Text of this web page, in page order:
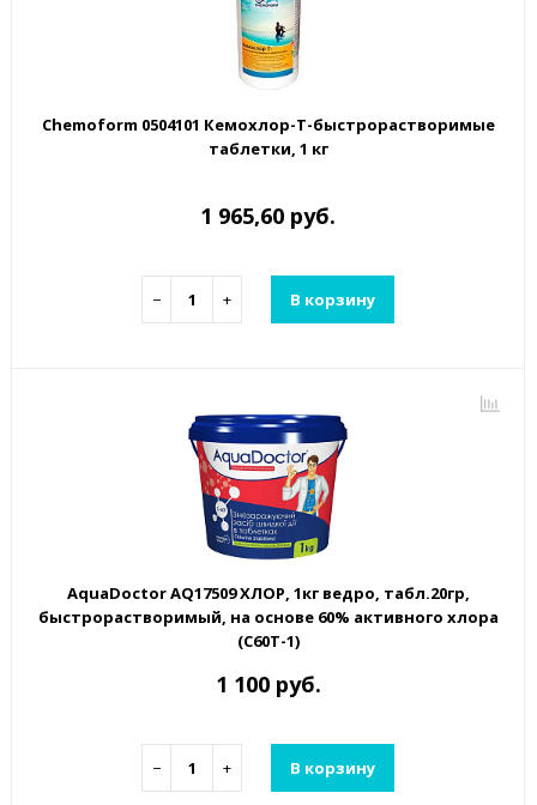
Chemoform 0504101 Кемохлор-Т-быстрорастворимые
таблетки, 1 кг
1 965,60 руб.
− + В корзину
AquaDoctor AQ17509 ХЛОР, 1кг ведро, табл.20гр,
быстрорастворимый, на основе 60% активного хлора
(C60T-1)
1 100 руб.
− + В корзину